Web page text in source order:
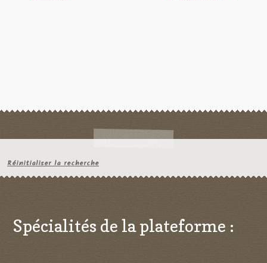
Réinitialiser la recherche
Spécialités de la plateforme :